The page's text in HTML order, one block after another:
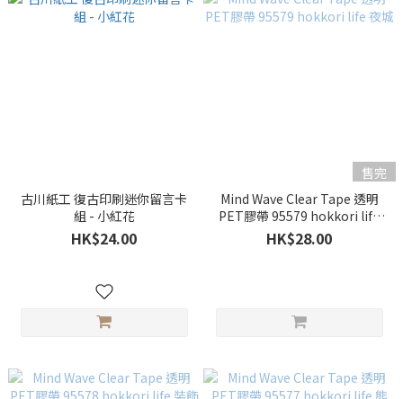
古川紙工 復古印刷迷你留言卡
組 - 小紅花
HK$24.00
售完
Mind Wave Clear Tape 透明
PET膠帶 95579 hokkori life
夜城
HK$28.00